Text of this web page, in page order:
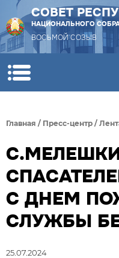
СОВЕТ
НАЦИОНАЛЬНОГО
ВОСЬМОЙ СОЗЫВ
Главная / Пресс-центр /
С ДНЕМ
СЛУЖБЫ
25.07.2024